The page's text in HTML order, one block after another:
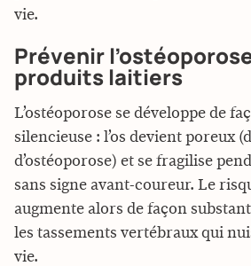
vie.
Prévenir
produits laitiers
L’ostéoporose se développe de
silencieuse : l’os devient poreux
d’ostéoporose) et se fragilise
sans signe avant-coureur. Le
augmente alors de façon
les tassements vertébraux qui
vie.